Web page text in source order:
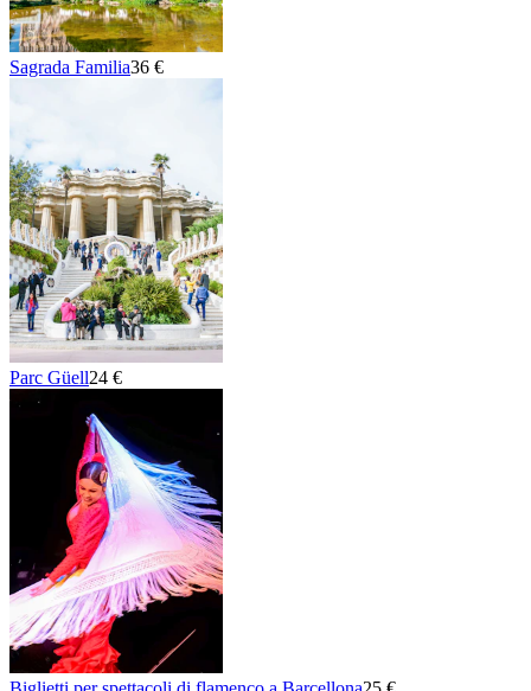
Sagrada Familia36 €
Parc Güell24 €